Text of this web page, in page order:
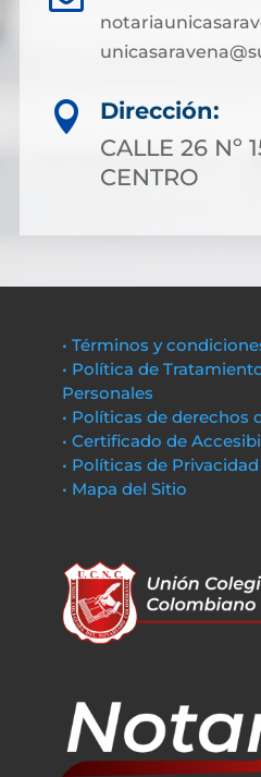

Dirección:
CALLE 26 Nº
CENTRO
• Términos y
• Política de
Personales
• Políticas de derechos
• Certificado de
• Políticas de
• Mapa del Sitio